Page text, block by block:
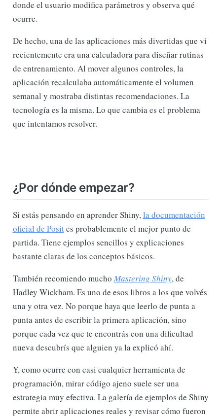
donde el usuario modifica parámetros y observa qué
ocurre.
De hecho, una de las aplicaciones más divertidas que vi
recientemente era una calculadora para diseñar rutinas
de entrenamiento. Al mover algunos controles, la
aplicación recalculaba automáticamente el volumen
semanal y mostraba distintas recomendaciones. La
tecnología es la misma. Lo que cambia es el problema
que intentamos resolver.
¿Por dónde empezar?
Si estás pensando en aprender Shiny,la documentación
oficial de Posites probablemente el mejor punto de
partida. Tiene ejemplos sencillos y explicaciones
bastante claras de los conceptos básicos.
También recomiendo mucho Mastering Shiny, de
Hadley Wickham. Es uno de esos libros a los que volvés
una y otra vez. No porque haya que leerlo de punta a
punta antes de escribir la primera aplicación, sino
porque cada vez que te encontrás con una dificultad
nueva descubrís que alguien ya la explicó ahí.
Y, como ocurre con casi cualquier herramienta de
programación, mirar código ajeno suele ser una
estrategia muy efectiva. La galería de ejemplos de Shiny
permite abrir aplicaciones reales y revisar cómo fueron